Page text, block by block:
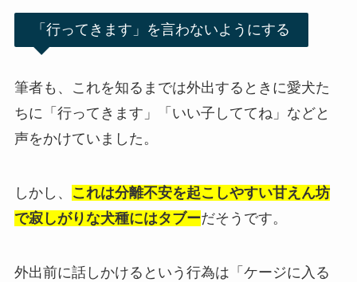
「行ってきます」を言わないようにする
筆者も、これを知るまでは外出するときに愛犬た
ちに「行ってきます」「いい子しててね」などと
声をかけていました。
しかし、
これは分離不安を起こしやすい甘えん坊
で寂しがりな犬種にはタブーだそうです。
外出前に話しかけるという行為は「ケージに入る